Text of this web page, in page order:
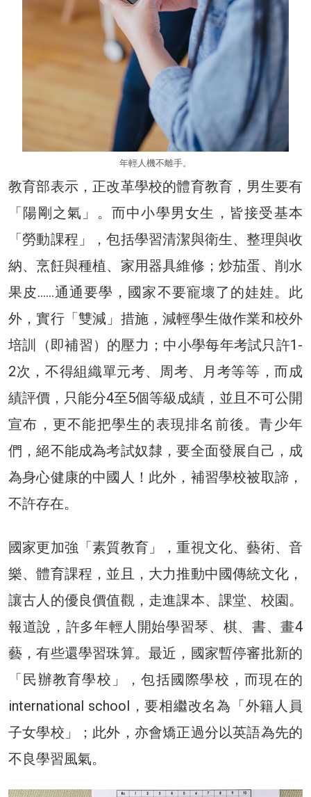
年輕人機不離手。
教育部表示，正改革學校的體育教育，男生要有
「陽剛之氣」。而中小學男女生，皆接受基本
「勞動課程」，包括學習清潔與衛生、整理與收
納、烹飪與種植、家用器具維修；炒茄蛋、削水
果皮……通通要學，國家不要寵壞了的娃娃。此
外，實行「雙減」措施，減輕學生做作業和校外
培訓（即補習）的壓力；中小學每年考試只許1-
2次，不得組織單元考、周考、月考等等，而成
績評價，只能分4至5個等級成績，並且不可公開
宣布，更不能把學生的表現排名前後。青少年
們，絕不能成為考試奴隸，要全面發展自己，成
為身心健康的中國人！此外，補習學校被取諦，
不許存在。
國家更加強「素質教育」，重視文化、藝術、音
樂、體育課程，並且，大力推動中國傳統文化，
讓古人的優良價值觀，走進課本、課堂、校園。
報道說，許多年輕人開始學習琴、棋、書、畫4
藝，有些還學習珠算。最近，國家暫停審批新的
「民辦教育學校」，包括國際學校，而現在的
international school，要相繼改名為「外籍人員
子女學校」；此外，亦會矯正過分以英語為先的
不良學習風氣。